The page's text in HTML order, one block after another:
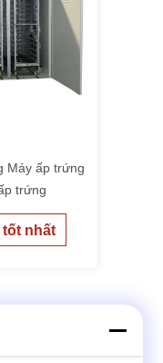
Máy ấp trứng
trứng
nhất